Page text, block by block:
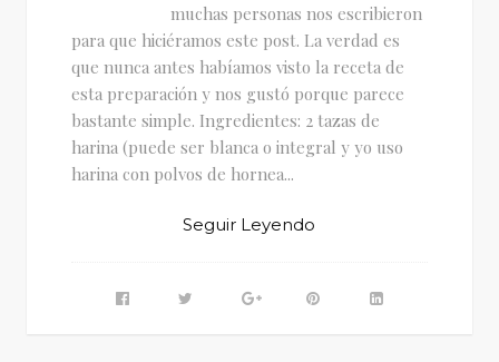
muchas personas nos escribieron
para que hiciéramos este post. La verdad es
que nunca antes habíamos visto la receta de
esta preparación y nos gustó porque parece
bastante simple. Ingredientes: 2 tazas de
harina (puede ser blanca o integral y yo uso
harina con polvos de hornea...
Seguir Leyendo